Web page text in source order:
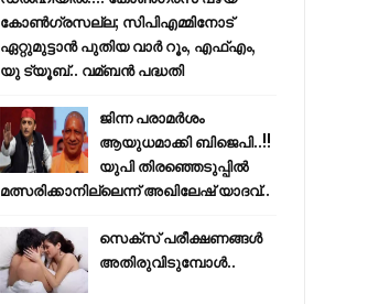
കോണ്‍ഗ്രസല്ല; സിപിഎമ്മിനോട്
ഏറ്റുമുട്ടാന്‍ പുതിയ വാര്‍ റൂം, എഫ്‌എം,
യു ട്യൂബ്.. വമ്ബന്‍ പദ്ധതി
ജിന്ന പരാമര്‍ശം
ആയുധമാക്കി ബിജെപി..!!
യുപി തിരഞ്ഞെടുപ്പില്‍
മത്സരിക്കാനില്ലെന്ന് അഖിലേഷ് യാദവ്..
സെക്സ് പരീക്ഷണങ്ങൾ
അതിരുവിടുമ്പോൾ..